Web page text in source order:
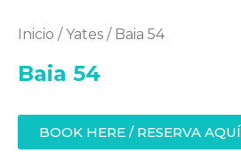
Inicio /Yates / Baia 54
Baia 54
BOOK HERE / RESERVA AQUÍ